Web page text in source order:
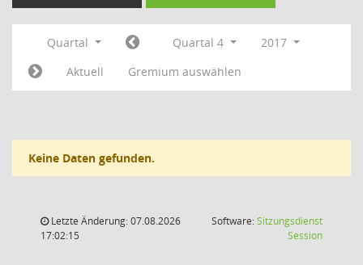
Quartal Quartal 4
2017
Aktuell
Gremium auswählen
Keine Daten gefunden.
Letzte Änderung: 07.08.2026
17:02:15
Software:Sitzungsdienst
Session(Wird in